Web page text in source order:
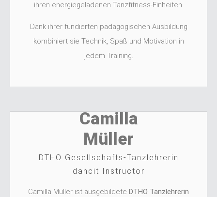
ihren energiegeladenen Tanzfitness-Einheiten.
Dank ihrer fundierten pädagogischen Ausbildung
kombiniert sie Technik, Spaß und Motivation in
jedem Training.
Camilla
Müller
DTHO Gesellschafts-Tanzlehrerin
dancit Instructor
Camilla Müller ist ausgebildete DTHO Tanzlehrerin